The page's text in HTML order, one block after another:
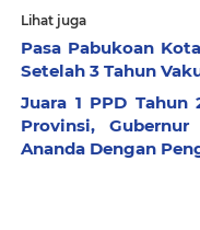
Lihat juga
Pasa Pabukoan
Setelah 3 Tahun
Juara 1 PPD
Provinsi,
Ananda Dengan